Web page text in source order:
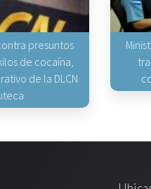
presuntos
de cocaína,
de la DLCN